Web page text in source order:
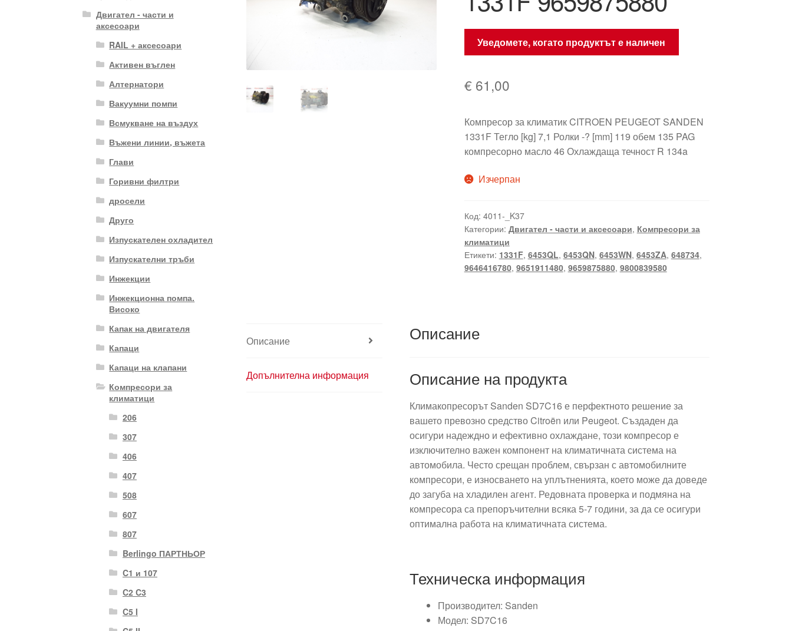
Уведомете, когато продуктът е наличен
€ 61,00
Компресор за климатик CITROEN PEUGEOT SANDEN
1331F Тегло [kg] 7,1 Ролки -? [mm] 119 обем 135 PAG
компресорно масло 46 Охлаждаща течност R 134a
Изчерпан
Код: 4011-_K37
Категории: Двигател - части и аксесоари, Компресори за
климатици
Етикети: 1331F, 6453QL, 6453QN, 6453WN, 6453ZA, 648734,
9646416780, 9651911480, 9659875880, 9800839580
Описание
Допълнителна информация
Описание
Описание на продукта
Климакопресорът Sanden SD7C16 е перфектното решение за
вашето превозно средство Citroën или Peugeot. Създаден да
осигури надеждно и ефективно охлаждане, този компресор е
изключително важен компонент на климатичната система на
автомобила. Често срещан проблем, свързан с автомобилните
компресори, е износването на уплътненията, което може да доведе
до загуба на хладилен агент. Редовната проверка и подмяна на
компресора са препоръчителни всяка 5-7 години, за да се осигури
оптимална работа на климатичната система.
Техническа информация
Производител: Sanden
Модел: SD7C16
Двигател - части и
аксесоари
RAIL + аксесоари
Активен въглен
Алтернатори
Вакуумни помпи
Всмукване на въздух
Въжени линии, въжета
Глави
Горивни филтри
дросели
Друго
Изпускателен охладител
Изпускателни тръби
Инжекции
Инжекционна помпа.
Високо
Капак на двигателя
Капаци
Капаци на клапани
Компресори за
климатици
206
307
406
407
508
607
807
Berlingo ПАРТНЬОР
C1 и 107
C2 C3
C5 I